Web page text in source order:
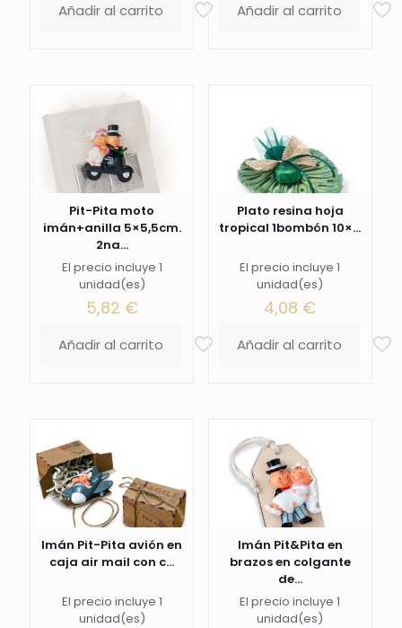
Añadir al carrito Añadir al carrito
Pit-Pita moto
imán+anilla 5×5,5cm.
2na...
El precio incluye 1
unidad(es)
5,82 €
Añadir al carrito
Plato resina hoja
tropical 1bombón 10×...
El precio incluye 1
unidad(es)
4,08 €
Añadir al carrito
Imán Pit-Pita avión en
caja air mail con c...
El precio incluye 1
unidad(es)
Imán Pit&Pita en
brazos en colgante
de...
El precio incluye 1
unidad(es)